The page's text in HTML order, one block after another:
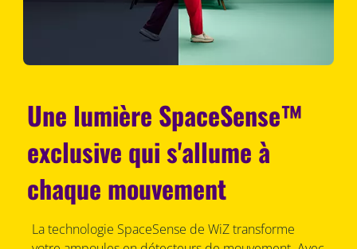
Une lumière SpaceSense™
exclusive qui s'allume à
chaque mouvement
La technologie SpaceSense de WiZ transforme